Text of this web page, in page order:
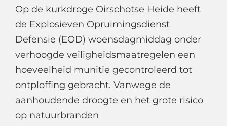
Op de kurkdroge Oirschotse Heide heeft
de Explosieven Opruimingsdienst
Defensie (EOD) woensdagmiddag onder
verhoogde veiligheidsmaatregelen een
hoeveelheid munitie gecontroleerd tot
ontploffing gebracht. Vanwege de
aanhoudende droogte en het grote risico
op natuurbranden